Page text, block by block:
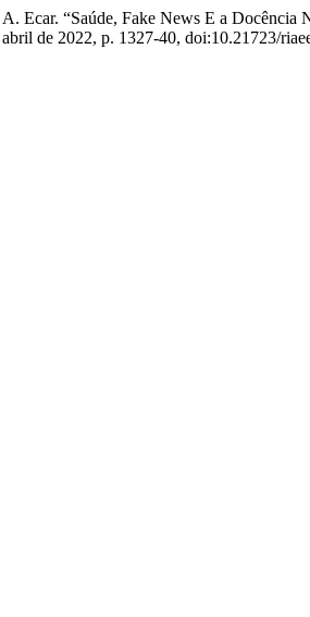
Ecar. “Saúde, Fake News E a Docência
de 2022, p. 1327-40, doi:10.21723/